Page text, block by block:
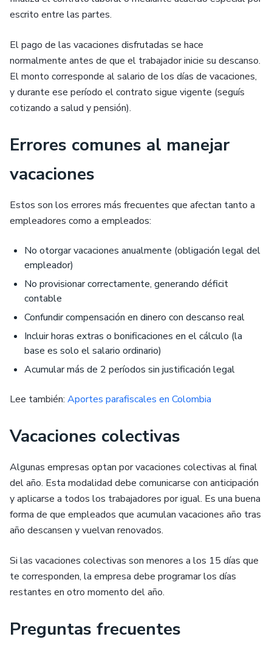
escrito entre las partes.
El pago de las vacaciones disfrutadas se hace
normalmente antes de que el trabajador inicie su descanso.
El monto corresponde al salario de los días de vacaciones,
y durante ese período el contrato sigue vigente (seguís
cotizando a salud y pensión).
Errores comunes al manejar
vacaciones
Estos son los errores más frecuentes que afectan tanto a
empleadores como a empleados:
No otorgar vacaciones anualmente (obligación legal del
empleador)
No provisionar correctamente, generando déficit
contable
Confundir compensación en dinero con descanso real
Incluir horas extras o bonificaciones en el cálculo (la
base es solo el salario ordinario)
Acumular más de 2 períodos sin justificación legal
Lee también: Aportes parafiscales en Colombia
Vacaciones colectivas
Algunas empresas optan por vacaciones colectivas al final
del año. Esta modalidad debe comunicarse con anticipación
y aplicarse a todos los trabajadores por igual. Es una buena
forma de que empleados que acumulan vacaciones año tras
año descansen y vuelvan renovados.
Si las vacaciones colectivas son menores a los 15 días que
te corresponden, la empresa debe programar los días
restantes en otro momento del año.
Preguntas frecuentes